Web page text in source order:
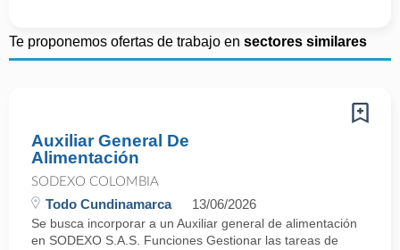
Te proponemos ofertas de trabajo en sectores similares
Auxiliar General De
Alimentación
SODEXO COLOMBIA
Todo Cundinamarca 13/06/2026
Se busca incorporar a un Auxiliar general de alimentación
en SODEXO S.A.S. Funciones Gestionar las tareas de